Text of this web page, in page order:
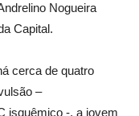
Nogueira
Capital.
cerca de quatro
–
isquêmico -, a jovem